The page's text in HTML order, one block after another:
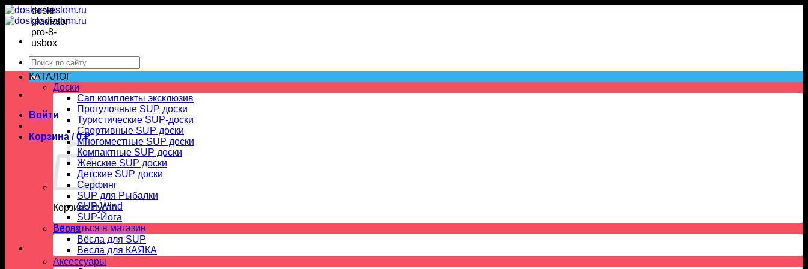
Skip
to
content
Искать:
Войти
Корзина /0₽
Корзина пуста.
Вернуться в магазин
КАТАЛОГ
Доски
Сап комплекты эксклюзив
Прогулочные SUP доски
Туристические SUP-доски
Спортивные SUP доски
Многоместные SUP доски
Компактные SUP доски
Женские SUP доски
Детские SUP доски
Серфинг
SUP для Рыбалки
SUP-Wind
SUP-Йога
Вёсла
Вёсла для SUP
Весла для КАЯКА
Аксессуары